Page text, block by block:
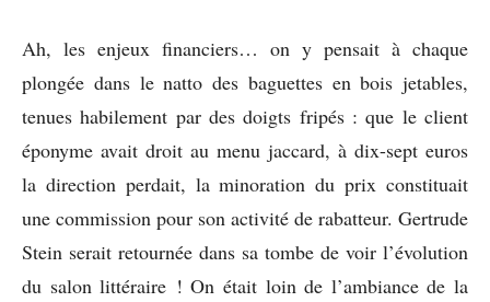
Ah, les enjeux financiers… on y pensait à chaque
plongée dans le natto des baguettes en bois jetables,
tenues habilement par des doigts fripés : que le client
éponyme avait droit au menu jaccard, à dix-sept euros
la direction perdait, la minoration du prix constituait
une commission pour son activité de rabatteur. Gertrude
Stein serait retournée dans sa tombe de voir l’évolution
du salon littéraire ! On était loin de l’ambiance de la